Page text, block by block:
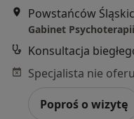
Powstańców
Konsultacja
Poproś o wizytę